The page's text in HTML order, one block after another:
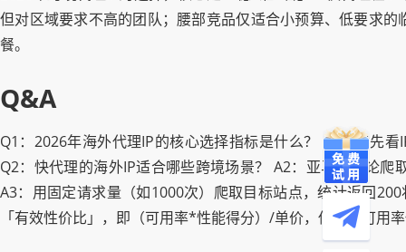
但对区域要求不高的团队；腰部竞品仅适合小预算、低要求
餐。
Q&A
Q1：2026年海外代理IP的核心选择指标是什么？ A1：优先
Q2：快代理的海外IP适合哪些跨境场景？ A2：亚马逊评论
A3：用固定请求量（如1000次）爬取目标站点，统计返回
「有效性价比」，即（可用率*性能得分）/单价，低价但可用